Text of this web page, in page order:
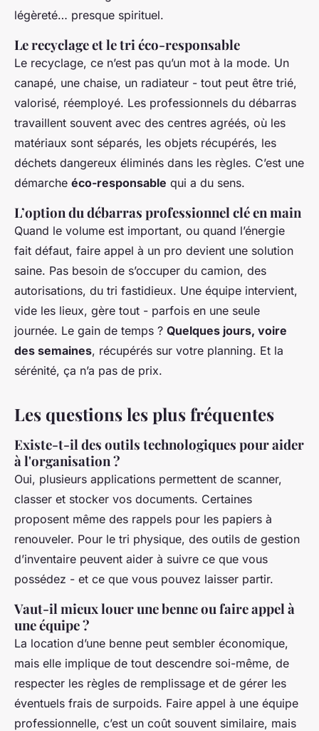
légèreté… presque spirituel.
Le recyclage et le tri éco-responsable
Le recyclage, ce n’est pas qu’un mot à la mode. Un
canapé, une chaise, un radiateur - tout peut être trié,
valorisé, réemployé. Les professionnels du débarras
travaillent souvent avec des centres agréés, où les
matériaux sont séparés, les objets récupérés, les
déchets dangereux éliminés dans les règles. C’est une
démarche éco-responsable qui a du sens.
L’option du débarras professionnel clé en main
Quand le volume est important, ou quand l’énergie
fait défaut, faire appel à un pro devient une solution
saine. Pas besoin de s’occuper du camion, des
autorisations, du tri fastidieux. Une équipe intervient,
vide les lieux, gère tout - parfois en une seule
journée. Le gain de temps ? Quelques jours, voire
des semaines, récupérés sur votre planning. Et la
sérénité, ça n’a pas de prix.
Les questions les plus fréquentes
Existe-t-il des outils technologiques pour aider
à l'organisation ?
Oui, plusieurs applications permettent de scanner,
classer et stocker vos documents. Certaines
proposent même des rappels pour les papiers à
renouveler. Pour le tri physique, des outils de gestion
d’inventaire peuvent aider à suivre ce que vous
possédez - et ce que vous pouvez laisser partir.
Vaut-il mieux louer une benne ou faire appel à
une équipe ?
La location d’une benne peut sembler économique,
mais elle implique de tout descendre soi-même, de
respecter les règles de remplissage et de gérer les
éventuels frais de surpoids. Faire appel à une équipe
professionnelle, c’est un coût souvent similaire, mais